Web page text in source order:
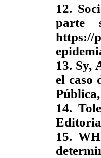
12.
parte
https://
13. Sy,
el caso
14.
15.